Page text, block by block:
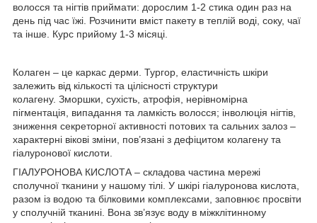
волосся та нігтів приймати: дорослим 1-2 стика один раз на
день під час їжі. Розчинити вміст пакету в теплій воді, соку, чаї
та інше. Курс прийому 1-3 місяці.
Колаген – це каркас дерми. Тургор, еластичність шкіри
залежить від кількості та цілісності структури
колагену. Зморшки, сухість, атрофія, нерівномірна
пігментація, випадання та ламкість волосся; інволюція нігтів,
зниження секреторної активності потових та сальних залоз –
характерні вікові зміни, пов’язані з дефіцитом колагену та
гіалуронової кислоти.
ГІАЛУРОНОВА КИСЛОТА – складова частина мережі
сполучної тканини у нашому тілі. У шкірі гіалуронова кислота,
разом із водою та білковими комплексами, заповнює просвіти
у сполучній тканині. Вона зв’язує воду в міжклітинному